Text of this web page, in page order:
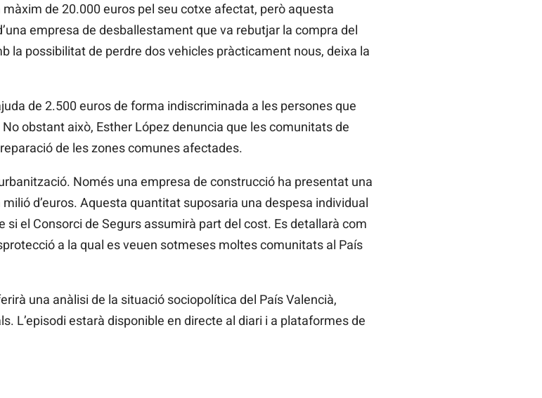
màxim de 20.000 euros pel seu cotxe afectat, però aquesta
empresa de desballestament que va rebutjar la compra del
la possibilitat de perdre dos vehicles pràcticament nous, deixa la
de 2.500 euros de forma indiscriminada a les persones que
obstant això, Esther López denuncia que les comunitats de
de les zones comunes afectades.
Només una empresa de construcció ha presentat una
d’euros. Aquesta quantitat suposaria una despesa individual
si el Consorci de Segurs assumirà part del cost. Es detallarà com
a la qual es veuen sotmeses moltes comunitats al País
una anàlisi de la situació sociopolítica del País Valencià,
L’episodi estarà disponible en directe al diari i a plataformes de